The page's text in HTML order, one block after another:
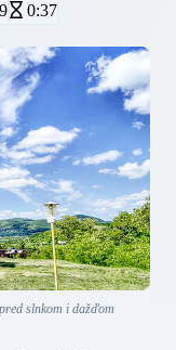
0:37
slnkom i dažďom